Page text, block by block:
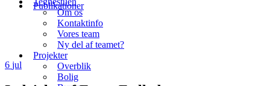
Om os
Kontaktinfo
Vores team
Ny del af teamet?
Projekter
Overblik
Bolig
Publikationer
6 jul